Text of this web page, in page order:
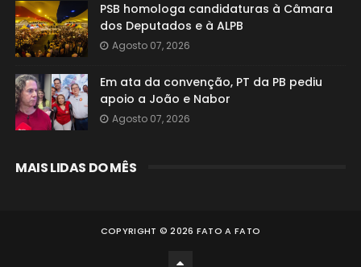
PSB homologa candidaturas à Câmara
dos Deputados e à ALPB
Agosto 07, 2026
Em ata da convenção, PT da PB pediu
apoio a João e Nabor
Agosto 07, 2026
MAIS LIDAS DO MÊS
COPYRIGHT ©2026 FATO A FATO